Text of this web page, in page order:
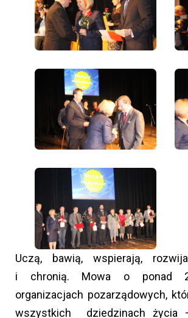
Uczą, bawią, wspierają,
i chronią. Mowa o ponad
organizacjach pozarządowych,
wszystkich dziedzinach życia